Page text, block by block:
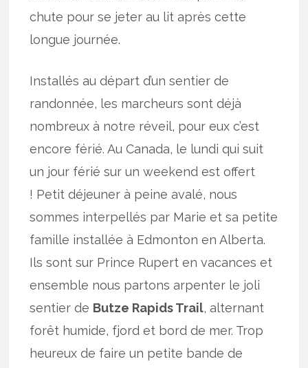
chute pour se jeter au lit après cette
longue journée.
Installés au départ d’un sentier de
randonnée, les marcheurs sont déjà
nombreux à notre réveil, pour eux c’est
encore férié. Au Canada, le lundi qui suit
un jour férié sur un weekend est offert
! Petit déjeuner à peine avalé, nous
sommes interpellés par Marie et sa petite
famille installée à Edmonton en Alberta.
Ils sont sur Prince Rupert en vacances et
ensemble nous partons arpenter le joli
sentier de Butze Rapids Trail, alternant
forêt humide, fjord et bord de mer. Trop
heureux de faire un petite bande de